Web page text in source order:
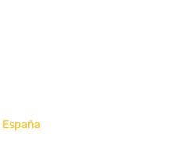
España